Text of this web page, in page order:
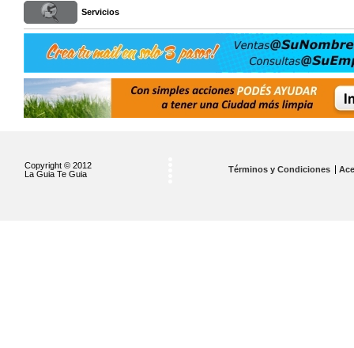
Servicios
Copyright © 2012
La Guia Te Guia
Términos y Condiciones